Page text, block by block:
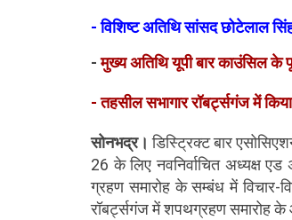
- विशिष्ट अतिथि सांसद छोटेलाल
- मुख्य अतिथि यूपी बार काउंसिल के
- तहसील सभागार रॉबर्ट्सगंज में
सोनभद्र। डिस्ट्रिक्ट बार
26 के लिए नवनिर्वाचित अध्यक्ष
ग्रहण समारोह के सम्बंध में विचार-
रॉबर्ट्सगंज में शपथग्रहण समारोह के